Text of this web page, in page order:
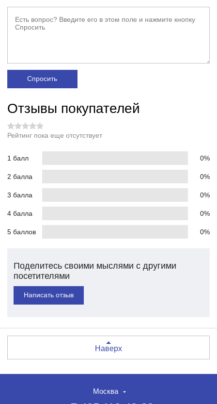
Спросить
Отзывы покупателей
Рейтинг пока еще отсутствует
1 балл 0%
2 балла 0%
3 балла 0%
4 балла 0%
5 баллов 0%
Поделитесь своими мыслями с другими
посетителями
Написать отзыв
Наверх
Москва